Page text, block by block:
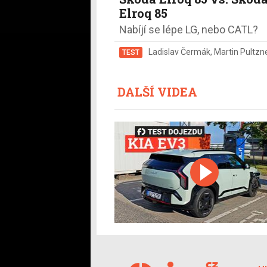
Elroq 85
Nabíjí se lépe LG, nebo CATL?
TEST Ladislav Čermák, Martin
DALŠÍ VIDEA